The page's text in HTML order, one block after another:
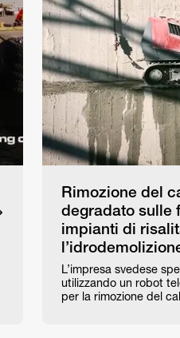
Rimozione del
degradato sulle
impianti di
L’impresa svedese
utilizzando un robot
per la rimozione del